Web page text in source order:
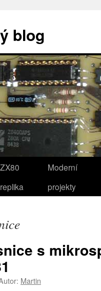
blog
ZX80
replika
Moderní
projekty
s
Martin